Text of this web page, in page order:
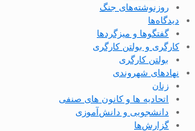
روزنوشته‌های جنگ
دیدگاه‌ها
گفتگوها و میزگردها
کارگری و بولتن کارگری
بولتن کارگری
نهادهای شهروندی
زنان
اتحادیه ها و کانون های صنفی
دانشجویی و دانش‌آموزی
گزارش‌ها